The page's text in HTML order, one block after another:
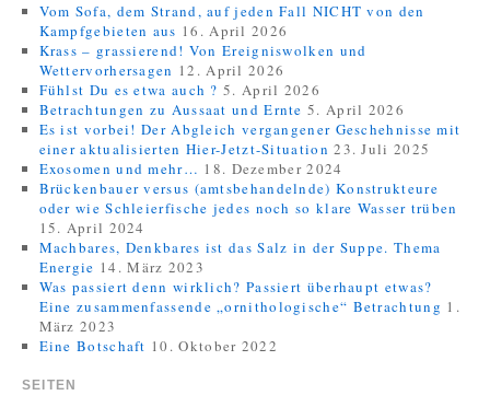
Vom Sofa, dem Strand, auf jeden Fall NICHT von den
Kampfgebieten aus 16. April 2026
Krass – grassierend! Von Ereigniswolken und
Wettervorhersagen 12. April 2026
Fühlst Du es etwa auch ? 5. April 2026
Betrachtungen zu Aussaat und Ernte 5. April 2026
Es ist vorbei! Der Abgleich vergangener Geschehnisse mit
einer aktualisierten Hier-Jetzt-Situation 23. Juli 2025
Exosomen und mehr… 18. Dezember 2024
Brückenbauer versus (amtsbehandelnde) Konstrukteure
oder wie Schleierfische jedes noch so klare Wasser trüben
15. April 2024
Machbares, Denkbares ist das Salz in der Suppe. Thema
Energie 14. März 2023
Was passiert denn wirklich? Passiert überhaupt etwas?
Eine zusammenfassende „ornithologische“ Betrachtung 1.
März 2023
Eine Botschaft 10. Oktober 2022
SEITEN